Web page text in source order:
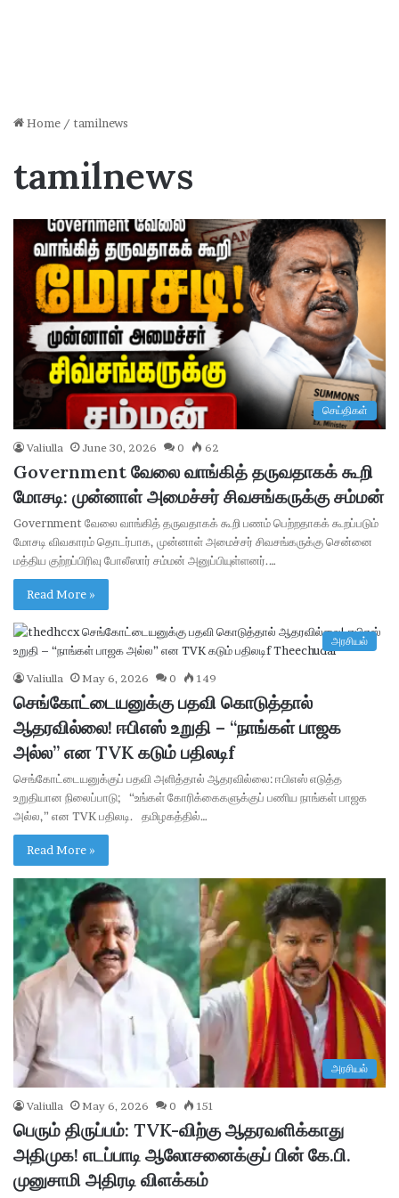
Home / tamilnews
tamilnews
செய்திகள்
Valiulla June 30, 2026 0 62
Government வேலை வாங்கித் தருவதாகக் கூறி
மோசடி: முன்னாள் அமைச்சர் சிவசங்கருக்கு சம்மன்
Government வேலை வாங்கித் தருவதாகக் கூறி பணம் பெற்றதாகக் கூறப்படும்
மோசடி விவகாரம் தொடர்பாக, முன்னாள் அமைச்சர் சிவசங்கருக்கு சென்னை
மத்திய குற்றப்பிரிவு போலீஸார் சம்மன் அனுப்பியுள்ளனர்.…
Read More »
அரசியல்
Valiulla May 6, 2026 0 149
செங்கோட்டையனுக்கு பதவி கொடுத்தால்
ஆதரவில்லை! ஈபிஎஸ் உறுதி – “நாங்கள் பாஜக
அல்ல” என TVK கடும் பதிலடிf
செங்கோட்டையனுக்குப் பதவி அளித்தால் ஆதரவில்லை: ஈபிஎஸ் எடுத்த
உறுதியான நிலைப்பாடு; “உங்கள் கோரிக்கைகளுக்குப் பணிய நாங்கள் பாஜக
அல்ல,” என TVK பதிலடி. தமிழகத்தில்…
Read More »
அரசியல்
Valiulla May 6, 2026 0 151
பெரும் திருப்பம்: TVK-விற்கு ஆதரவளிக்காது
அதிமுக! எடப்பாடி ஆலோசனைக்குப் பின் கே.பி.
முனுசாமி அதிரடி விளக்கம்